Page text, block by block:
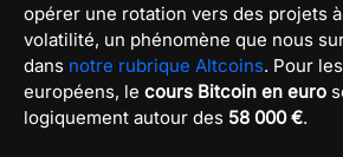
opérer une rotation vers des projets
volatilité, un phénomène que nous
dans notre rubrique Altcoins. Pour
européens, le cours Bitcoin en euro
logiquement autour des 58 000 €.